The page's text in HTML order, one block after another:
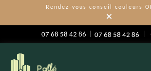
Rendez-vous conseil couleurs
×
07 68 58 42 86 07 68 58 42 86